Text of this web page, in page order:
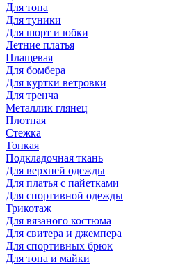
Для топа
Для туники
Для шорт и юбки
Летние платья
Плащевая
Для бомбера
Для куртки ветровки
Для тренча
Металлик глянец
Плотная
Стежка
Тонкая
Подкладочная ткань
Для верхней одежды
Для платья с пайетками
Для спортивной одежды
Трикотаж
Для вязаного костюма
Для свитера и джемпера
Для спортивных брюк
Для топа и майки